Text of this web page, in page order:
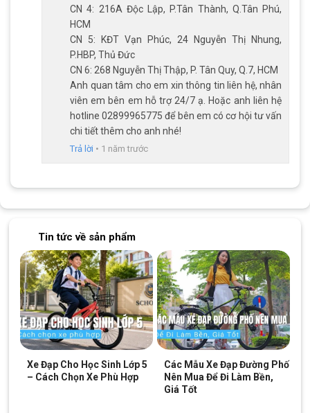
kim nhôm với cốt rỗng bạc đạn, kết hợp với bộ líp 8 tầng loại líp
thả giúp bạn tận hưởng cảm giác mượt mà và ổn định trong
mọi điều kiện đạp xe, từ đường phố bằng phẳng cho đến những
đoạn dốc.
Hệ thống truyền động này cực kỳ phổ biến ở các dòngxe đạp
thể thao từ 7-10 triệucho các bạn học sinh, sinh viên, hay
những người đam mê vận động muốn có một chiếc xe đạp đua
chất lượng với giá hợp lý.
Lốp 700c kết hợp vành xe xé gió
CN 4: 216A Độc Lập, P.Tân Thành, Q.Tân Phú,
HCM
CN 5: KĐT Vạn Phúc, 24 Nguyễn Thị Nhung,
P.HBP, Thủ Đức
CN 6: 268 Nguyễn Thị Thập, P. Tân Quy, Q.7, HCM
Anh quan tâm cho em xin thông tin liên hệ, nhân
viên em bên em hỗ trợ 24/7 ạ. Hoặc anh liên hệ
hotline 02899965775 để bên em có cơ hội tư vấn
chi tiết thêm cho anh nhé!
Trả lời • 1 năm trước
Tin tức về sản phẩm
Xe Đạp Cho Học Sinh Lớp 5
– Cách Chọn Xe Phù Hợp
Các Mẫu Xe Đạp Đường Phố
Nên Mua Để Đi Làm Bền,
Giá Tốt